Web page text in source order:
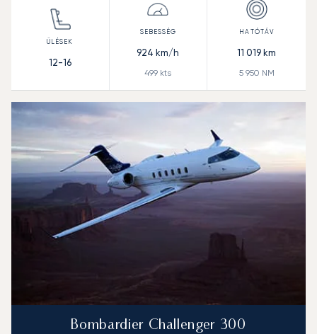
12-16
924 km/h
499 kts
11 019 km
5 950 NM
Bombardier Challenger 300